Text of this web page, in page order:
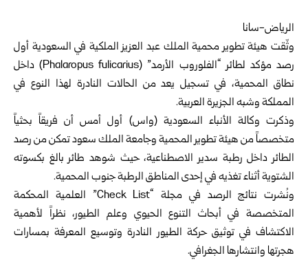
الرياض-سانا
وثّقت هيئة تطوير محمية الملك عبد العزيز الملكية في السعودية أول
رصد مؤكد لطائر “الفلوروب الأرمد” (Phalaropus fulicarius) داخل
نطاق المحمية، في تسجيل يعد من الحالات النادرة لهذا النوع في
المملكة وشبه الجزيرة العربية.
وذكرت وكالة الأنباء السعودية (واس) أول أمس أن فريقاً بحثياً
متخصصاً من هيئة تطوير المحمية وجامعة الملك سعود تمكن من رصد
الطائر داخل رطبة سدير الاصطناعية، حيث شوهد طائر بالغ بكسوته
الشتوية أثناء تغذيه في إحدى المناطق الرطبة جنوب المحمية.
ونُشرت نتائج الرصد في مجلة “Check List” العلمية المحكمة
المتخصصة في أبحاث التنوع الحيوي وعلم الطيور، نظراً لأهمية
الاكتشاف في توثيق حركة الطيور النادرة وتوسيع المعرفة بمسارات
هجرتها وانتشارها الجغرافي.